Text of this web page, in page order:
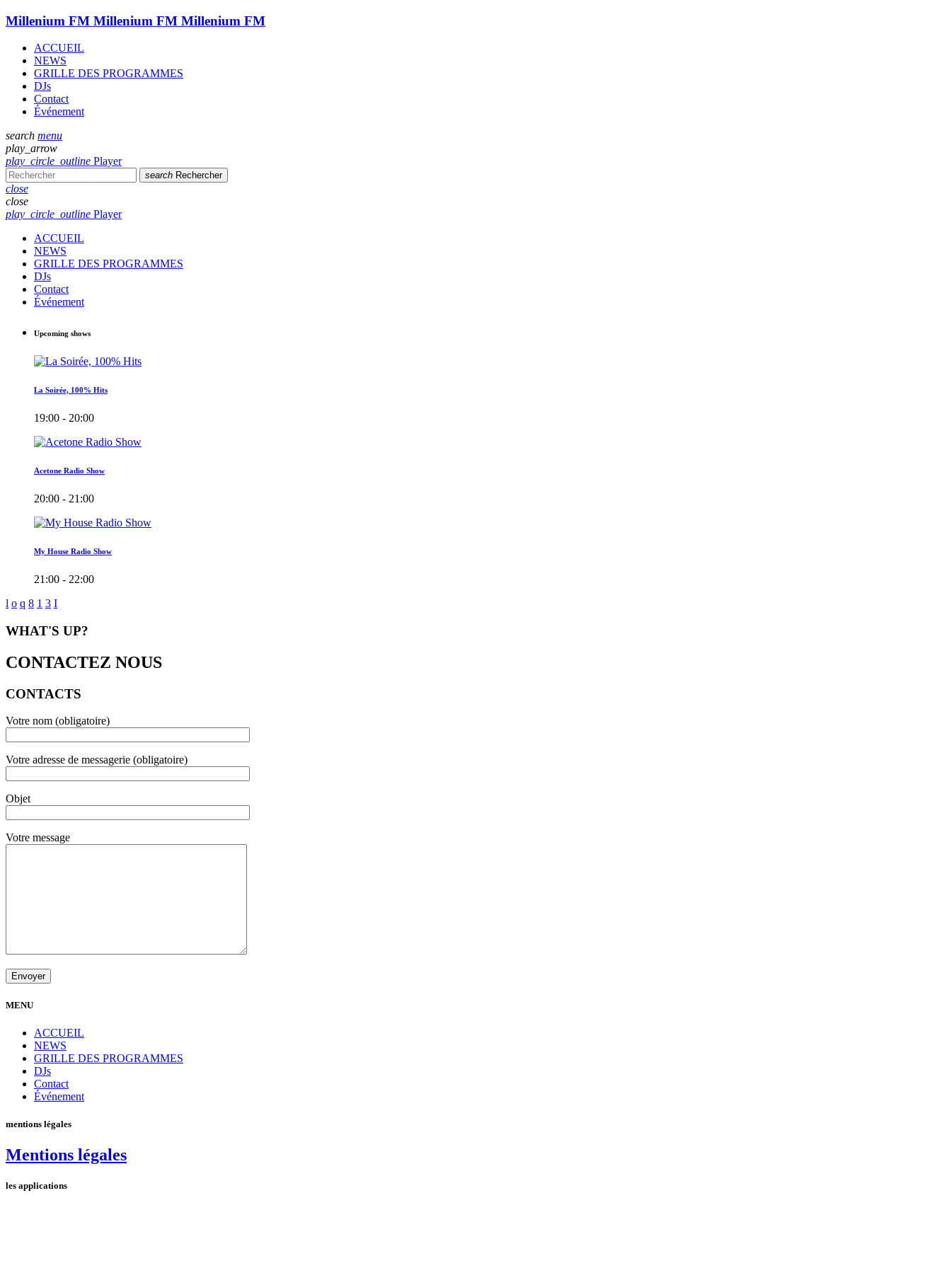
Millenium FM Millenium FM Millenium FM
ACCUEIL
NEWS
GRILLE DES PROGRAMMES
DJs
Contact
Événement
search menu
play_arrow
play_circle_outline Player
search Rechercher
close
close
play_circle_outline Player
ACCUEIL
NEWS
GRILLE DES PROGRAMMES
DJs
Contact
Événement
Upcoming shows
La Soirée, 100% Hits
19:00 - 20:00
Acetone Radio Show
20:00 - 21:00
My House Radio Show
21:00 - 22:00
WHAT'S UP?
CONTACTEZ NOUS
CONTACTS
Votre nom (obligatoire)
Votre adresse de messagerie (obligatoire)
Objet
Votre message
MENU
ACCUEIL
NEWS
GRILLE DES PROGRAMMES
DJs
Contact
Événement
mentions légales
Mentions légales
les applications